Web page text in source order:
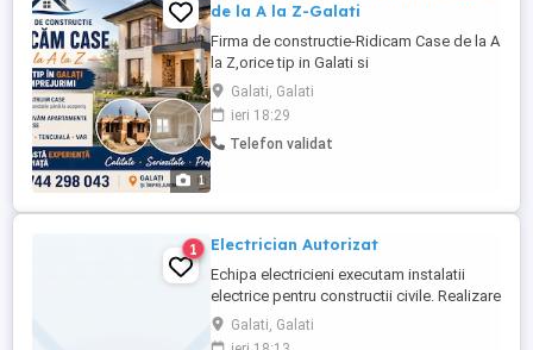
1
de la A la Z-Galati
Firma de constructie-Ridicam Case de la A
la Z,orice tip in Galati si
imprejurimi,renovam apartamente
case,glet,tencuiala cu o-Vasta experienta
pe Piata.
Galati, Galati
ieri 18:29
Telefon validat
1 Electrician Autorizat
Echipa electricieni executam instalatii
electrice pentru constructii civile. Realizare
instalatie electrica noua,montaj
prize,intrerupatoare,corpuri de iluminat.
Galati, Galati